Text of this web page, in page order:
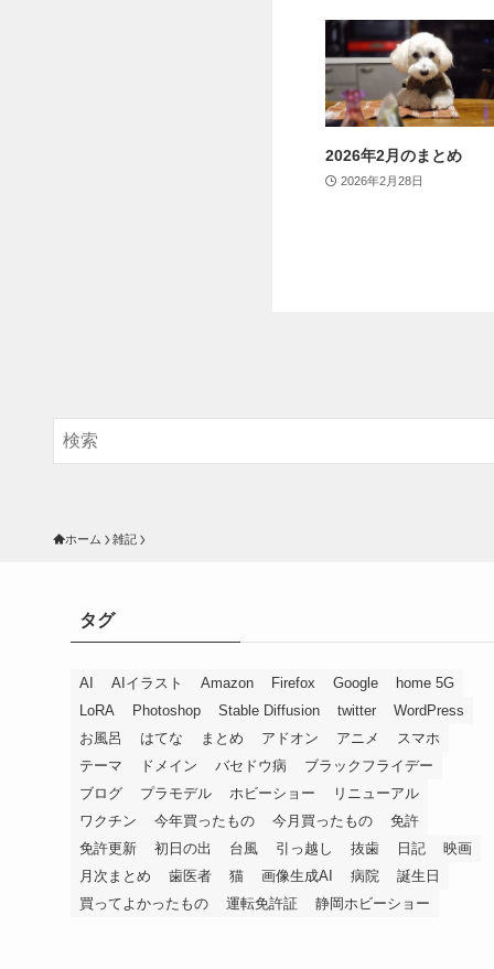
2026年2月のまとめ
2026年2月28日
ホーム 雑記
タグ
AI AIイラスト Amazon Firefox Google
home 5G
LoRA
Photoshop Stable Diffusion twitter
WordPress
お風呂
はてな まとめ アドオン アニメ
スマホ
テーマ
ドメイン バセドウ病
ブラックフライデー
ブログ
プラモデル ホビーショー
リニューアル
ワクチン
今年買ったもの 今月買ったもの
免許
免許更新
初日の出 台風 引っ越し 抜歯 日記
映画
月次まとめ
歯医者 猫 画像生成AI 病院
誕生日
買ってよかったもの
運転免許証 静岡ホビーショー